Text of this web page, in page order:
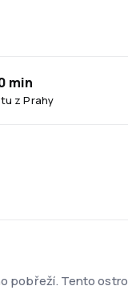
z Prahy
min
pobřeží. Tento